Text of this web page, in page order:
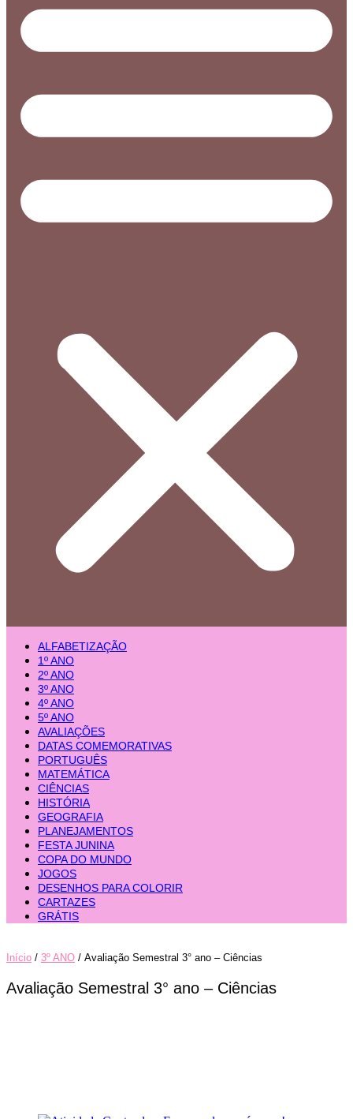
ALFABETIZAÇÃO
1º ANO
2º ANO
3º ANO
4º ANO
5º ANO
AVALIAÇÕES
DATAS COMEMORATIVAS
PORTUGUÊS
MATEMÁTICA
CIÊNCIAS
HISTÓRIA
GEOGRAFIA
PLANEJAMENTOS
FESTA JUNINA
COPA DO MUNDO
JOGOS
DESENHOS PARA COLORIR
CARTAZES
GRÁTIS
Início / 3º ANO / Avaliação Semestral 3° ano – Ciências
Avaliação Semestral 3° ano – Ciências